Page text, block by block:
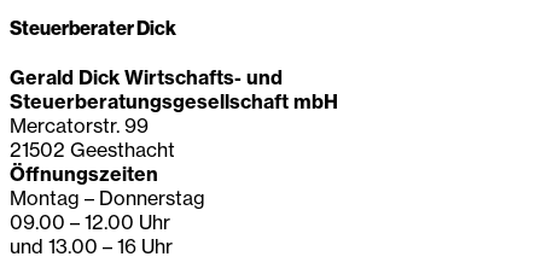
Steuerberater Dick
Gerald Dick Wirtschafts- und
Steuerberatungsgesellschaft mbH
Mercatorstr. 99
21502 Geesthacht
Öffnungszeiten
Montag – Donnerstag
09.00 – 12.00 Uhr
und 13.00 – 16 Uhr